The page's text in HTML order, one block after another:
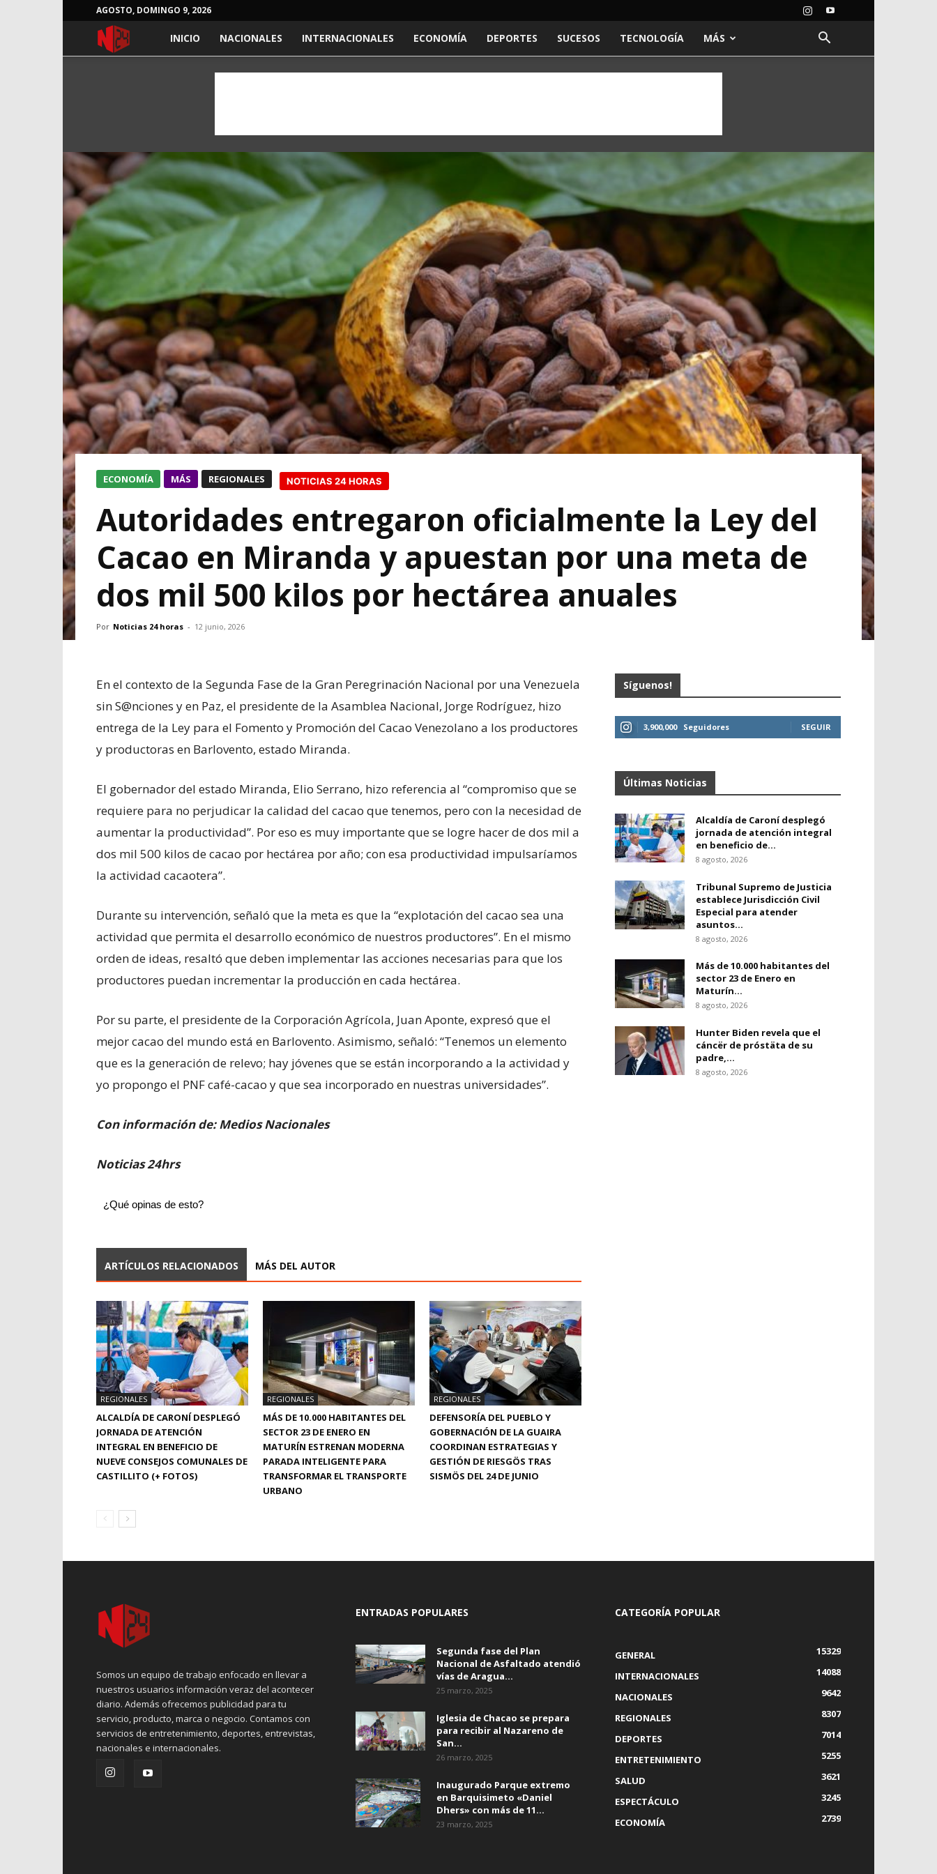
AGOSTO, DOMINGO 9, 2026
NOTICIASINICIO NACIONALES INTERNACIONALES ECONOMÍA DEPORTES SUCESOS TECNOLOGÍA MÁS
ECONOMÍA MÁS REGIONALES NOTICIAS 24 HORAS
Autoridades entregaron oficialmente la Ley del
Cacao en Miranda y apuestan por una meta de
dos mil 500 kilos por hectárea anuales
Por Noticias 24 horas - 12 junio, 2026
En el contexto de la Segunda Fase de la Gran Peregrinación Nacional por una Venezuela
sin S@nciones y en Paz, el presidente de la Asamblea Nacional, Jorge Rodríguez, hizo
entrega de la Ley para el Fomento y Promoción del Cacao Venezolano a los productores
y productoras en Barlovento, estado Miranda.
El gobernador del estado Miranda, Elio Serrano, hizo referencia al “compromiso que se
requiere para no perjudicar la calidad del cacao que tenemos, pero con la necesidad de
aumentar la productividad”. Por eso es muy importante que se logre hacer de dos mil a
dos mil 500 kilos de cacao por hectárea por año; con esa productividad impulsaríamos
la actividad cacaotera”.
Durante su intervención, señaló que la meta es que la “explotación del cacao sea una
actividad que permita el desarrollo económico de nuestros productores”. En el mismo
orden de ideas, resaltó que deben implementar las acciones necesarias para que los
productores puedan incrementar la producción en cada hectárea.
Por su parte, el presidente de la Corporación Agrícola, Juan Aponte, expresó que el
mejor cacao del mundo está en Barlovento. Asimismo, señaló: “Tenemos un elemento
que es la generación de relevo; hay jóvenes que se están incorporando a la actividad y
yo propongo el PNF café-cacao y que sea incorporado en nuestras universidades”.
Con información de: Medios Nacionales
Noticias 24hrs
¿Qué opinas de esto?
ARTÍCULOS RELACIONADOS MÁS DEL AUTOR
REGIONALES
ALCALDÍA DE CARONÍ DESPLEGÓ
JORNADA DE ATENCIÓN
INTEGRAL EN BENEFICIO DE
NUEVE CONSEJOS COMUNALES DE
CASTILLITO (+ FOTOS)
REGIONALES
MÁS DE 10.000 HABITANTES DEL
SECTOR 23 DE ENERO EN
MATURÍN ESTRENAN MODERNA
PARADA INTELIGENTE PARA
TRANSFORMAR EL TRANSPORTE
URBANO
REGIONALES
DEFENSORÍA DEL PUEBLO Y
GOBERNACIÓN DE LA GUAIRA
COORDINAN ESTRATEGIAS Y
GESTIÓN DE RIESGÖS TRAS
SISMÖS DEL 24 DE JUNIO
Síguenos!
3,900,000 Seguidores SEGUIR
Últimas Noticias
Alcaldía de Caroní desplegó
jornada de atención integral
en beneficio de...
8 agosto, 2026
Tribunal Supremo de Justicia
establece Jurisdicción Civil
Especial para atender
asuntos...
8 agosto, 2026
Más de 10.000 habitantes del
sector 23 de Enero en
Maturín...
8 agosto, 2026
Hunter Biden revela que el
cáncër de próstäta de su
padre,...
8 agosto, 2026
Somos un equipo de trabajo enfocado en llevar a
nuestros usuarios información veraz del acontecer
diario. Además ofrecemos publicidad para tu
servicio, producto, marca o negocio. Contamos con
servicios de entretenimiento, deportes, entrevistas,
nacionales e internacionales.
ENTRADAS POPULARES
Segunda fase del Plan
Nacional de Asfaltado atendió
vías de Aragua...
25 marzo, 2025
Iglesia de Chacao se prepara
para recibir al Nazareno de
San...
26 marzo, 2025
Inaugurado Parque extremo
en Barquisimeto «Daniel
Dhers» con más de 11...
23 marzo, 2025
CATEGORÍA POPULAR
GENERAL
15329
INTERNACIONALES
14088
NACIONALES
9642
REGIONALES
8307
DEPORTES
7014
ENTRETENIMIENTO
5255
SALUD
3621
ESPECTÁCULO
3245
ECONOMÍA
2739